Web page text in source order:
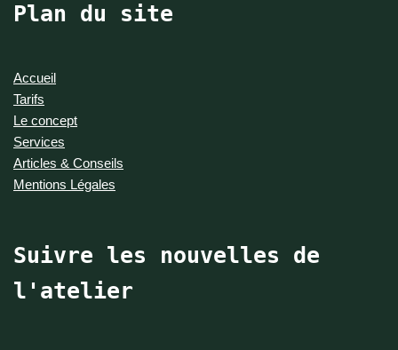
Plan du site
Accueil
Tarifs
Le concept
Services
Articles & Conseils
Mentions Légales
Suivre les nouvelles de
l'atelier